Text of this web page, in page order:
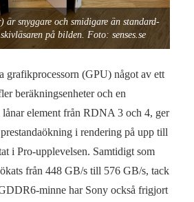
är snyggare och smidigare än standard-
på bilden. Foto: senses.se
grafikprocessorn (GPU) något av ett
beräkningsenheter och en
element från RDNA 3 och 4, ger
i rendering på upp till
i Pro-upplevelsen. Samtidigt som
från 448 GB/s till 576 GB/s, tack
minne har Sony också frigjort